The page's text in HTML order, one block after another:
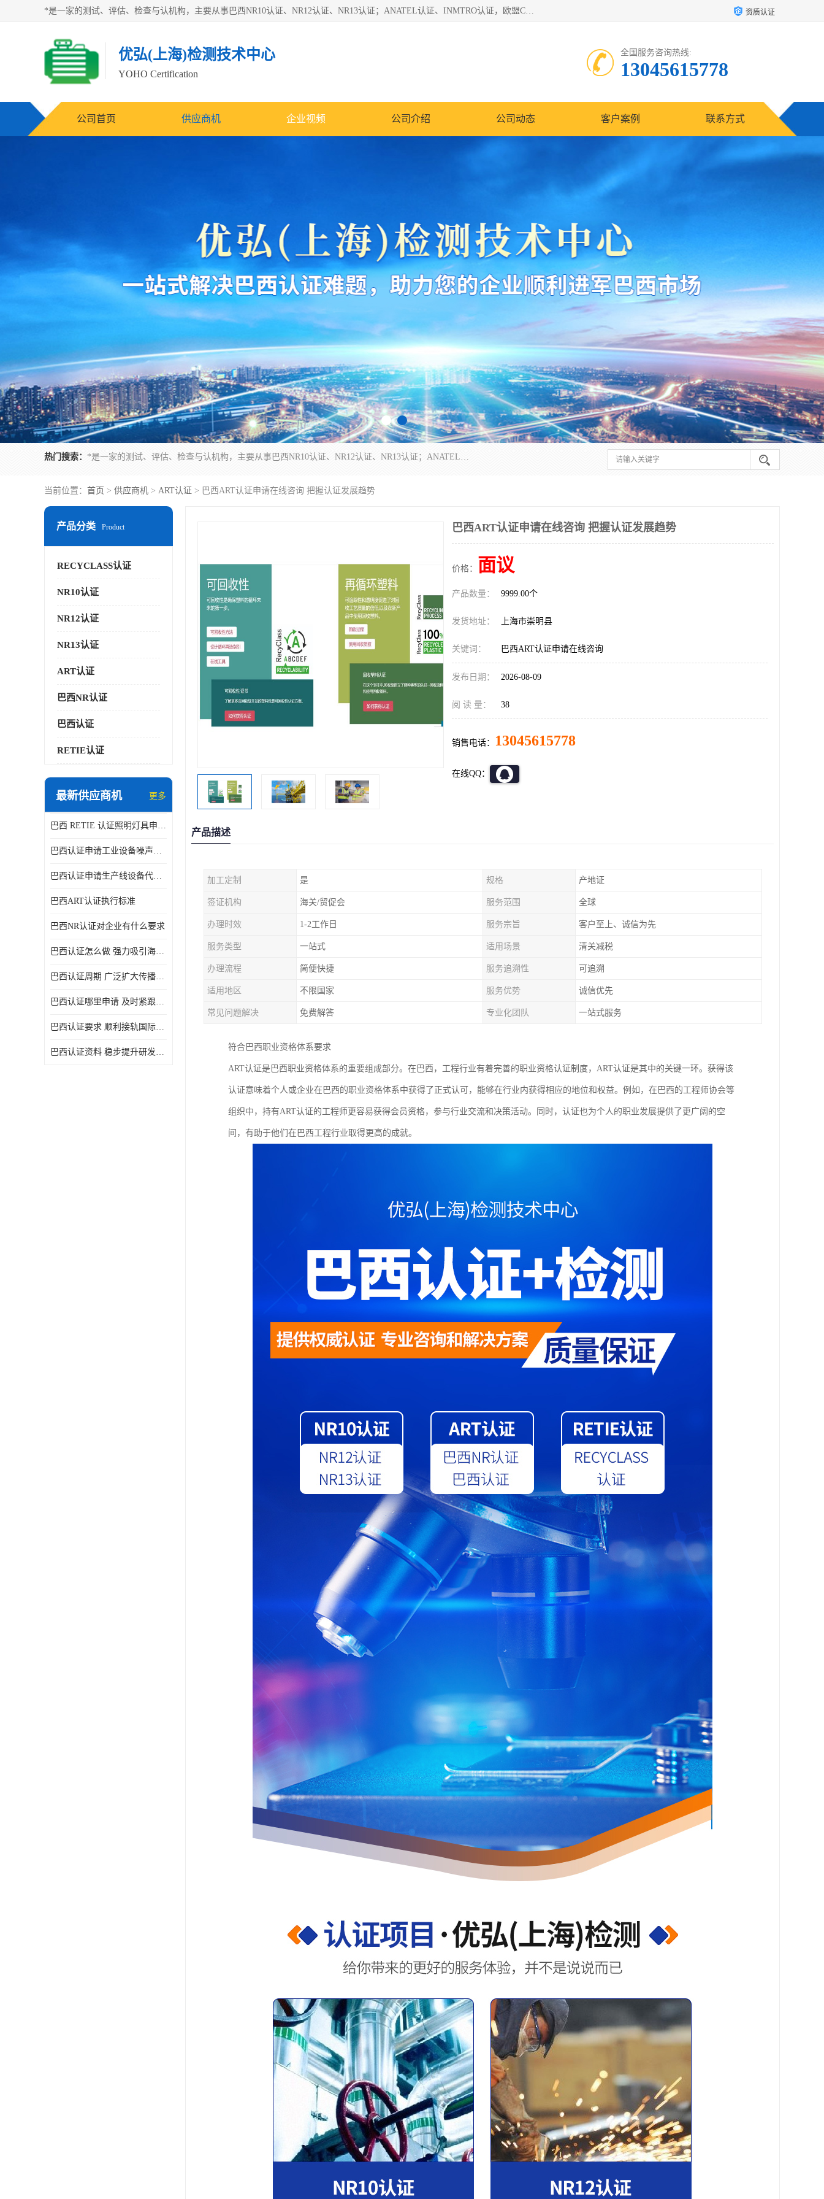
*是一家的测试、评估、检查与认机构，主要从事巴西NR10认证、NR12认证、NR13认证；ANATEL认证、INMTRO认证，欧盟CE认证：MD认证，PED认证，MID认证，ATEX认证，德国蓝色天使认证。 资质认证
优弘(上海)检测技术中心
YOHO Certification
全国服务咨询热线:
13045615778
公司首页 供应商机 企业视频 公司介绍 公司动态 客户案例 联系方式
热门搜索： *是一家的测试、评估、检查与认机构，主要从事巴西NR10认证、NR12认证、NR13认证；ANATEL认证、INMTRO认证，欧盟CE认证：MD认证，PED认证，MID认证，ATEX认证，德国蓝色天使认证。
当前位置： 首页 > 供应商机 > ART认证 > 巴西ART认证申请在线咨询 把握认证发展趋势
产品分类 Product
RECYCLASS认证
NR10认证
NR12认证
NR13认证
ART认证
巴西NR认证
巴西认证
RETIE认证
最新供应商机 更多
巴西 RETIE 认证照明灯具申请 RETIE 认证
巴西认证申请工业设备噪声控制认证规范
巴西认证申请生产线设备代理机构选择
巴西ART认证执行标准
巴西NR认证对企业有什么要求
巴西认证怎么做 强力吸引海外投资
巴西认证周期 广泛扩大传播范围
巴西认证哪里申请 及时紧跟法规变化
巴西认证要求 顺利接轨国际规范
巴西认证资料 稳步提升研发能力
巴西ART认证申请在线咨询 把握认证发展趋势
价格： 面议
产品数量： 9999.00个
发货地址： 上海市崇明县
关键词： 巴西ART认证申请在线咨询
发布日期： 2026-08-09
阅 读 量： 38
销售电话： 13045615778
在线QQ：
产品描述
加工定制 是 规格 产地证
签证机构 海关/贸促会 服务范围 全球
办理时效 1-2工作日 服务宗旨 客户至上、诚信为先
服务类型 一站式 适用场景 清关减税
办理流程 简便快捷 服务追溯性 可追溯
适用地区 不限国家 服务优势 诚信优先
常见问题解决 免费解答 专业化团队 一站式服务
符合巴西职业资格体系要求
ART认证是巴西职业资格体系的重要组成部分。在巴西，工程行业有着完善的职业资格认证制度，ART认证是其中的关键一环。获得该
认证意味着个人或企业在巴西的职业资格体系中获得了正式认可，能够在行业内获得相应的地位和权益。例如，在巴西的工程师协会等
组织中，持有ART认证的工程师更容易获得会员资格，参与行业交流和决策活动。同时，认证也为个人的职业发展提供了更广阔的空
间，有助于他们在巴西工程行业取得更高的成就。